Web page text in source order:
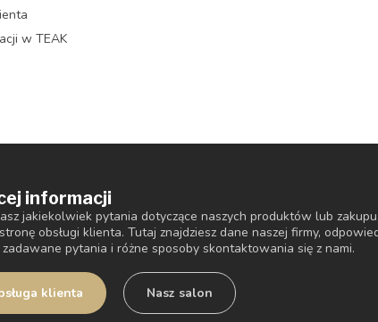
w TEAK
informacji
jakiekolwiek pytania dotyczące naszych produktów lub
obsługi klienta. Tutaj znajdziesz dane naszej firmy,
zadawane pytania i różne sposoby skontaktowania się z nami.
klienta Nasz salon